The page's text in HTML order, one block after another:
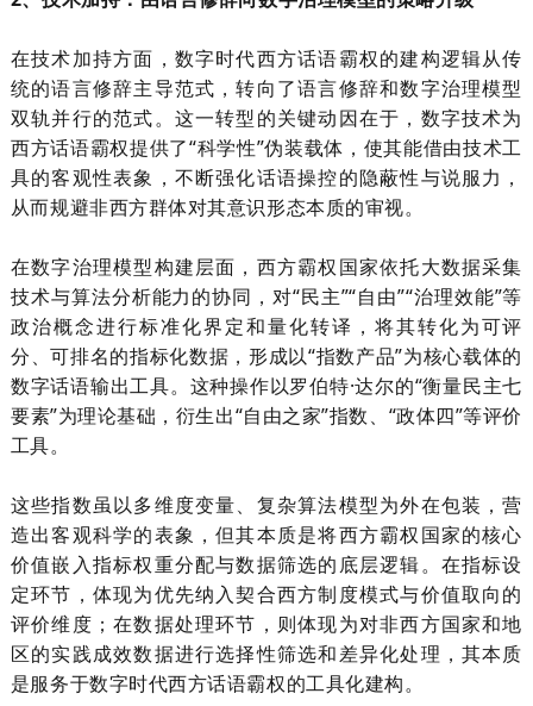
在技术加持方面，数字时代西方话语霸权的建构逻辑从传
统的语言修辞主导范式，转向了语言修辞和数字治理模型
双轨并行的范式。这一转型的关键动因在于，数字技术为
西方话语霸权提供了“科学性”伪装载体，使其能借由技术工
具的客观性表象，不断强化话语操控的隐蔽性与说服力，
从而规避非西方群体对其意识形态本质的审视。
在数字治理模型构建层面，西方霸权国家依托大数据采集
技术与算法分析能力的协同，对“民主”“自由”“治理效能”等
政治概念进行标准化界定和量化转译，将其转化为可评
分、可排名的指标化数据，形成以“指数产品”为核心载体的
数字话语输出工具。这种操作以罗伯特·达尔的“衡量民主七
要素”为理论基础，衍生出“自由之家”指数、“政体四”等评价
工具。
这些指数虽以多维度变量、复杂算法模型为外在包装，营
造出客观科学的表象，但其本质是将西方霸权国家的核心
价值嵌入指标权重分配与数据筛选的底层逻辑。在指标设
定环节，体现为优先纳入契合西方制度模式与价值取向的
评价维度；在数据处理环节，则体现为对非西方国家和地
区的实践成效数据进行选择性筛选和差异化处理，其本质
是服务于数字时代西方话语霸权的工具化建构。